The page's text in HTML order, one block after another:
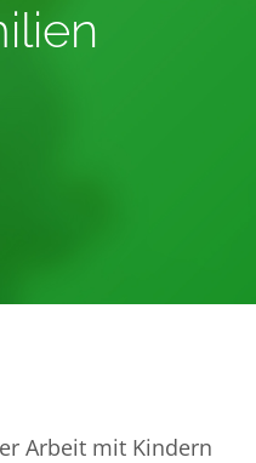
Arbeit mit Kindern